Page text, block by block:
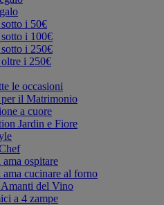
i 50€
i 100€
i 250€
i 250€
le occasioni
il Matrimonio
a cuore
Jardin e Fiore
ama ospitare
ama cucinare al forno
del Vino
a 4 zampe